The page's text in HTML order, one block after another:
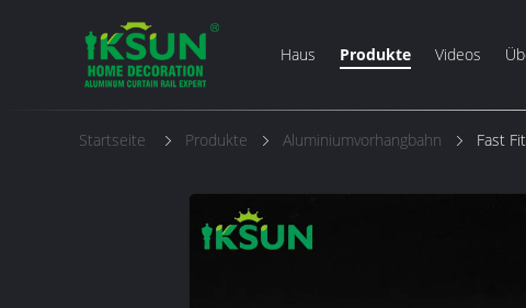
Haus Produkte Videos
Startseite Produkte Aluminiumvorhangbahn Fast